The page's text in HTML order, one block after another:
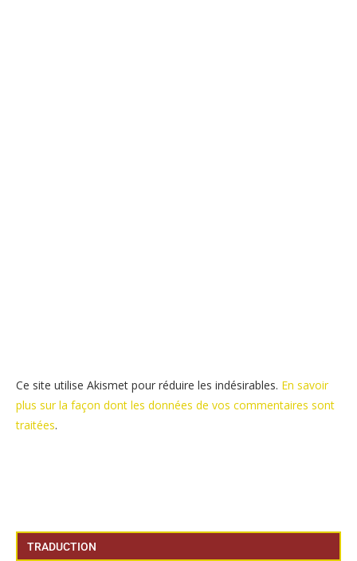
Ce site utilise Akismet pour réduire les indésirables. En savoir
plus sur la façon dont les données de vos commentaires sont
traitées.
TRADUCTION